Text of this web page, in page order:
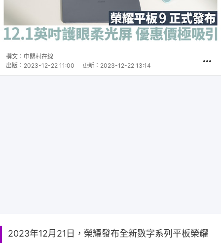
撰文： 中關村在線
出版： 2023-12-22 11:00 更新： 2023-12-22 13:14
2023年12月21日，榮耀發布全新數字系列平板榮耀